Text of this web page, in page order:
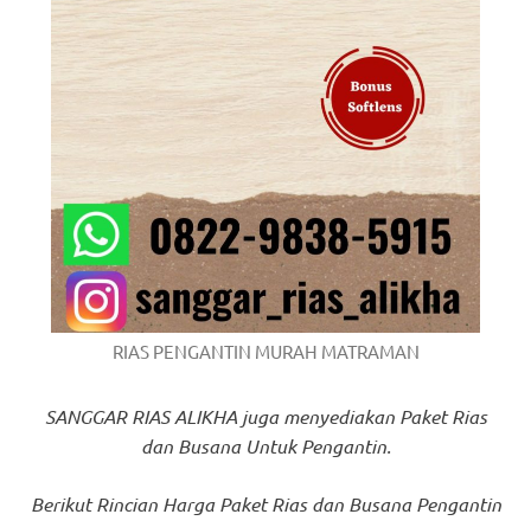
https://www.stockswatches.com
anchor
https://
check
this
link
right
https://www.domainwatches.com
RIAS PENGANTIN MURAH MATRAMAN
SANGGAR RIAS ALIKHA juga menyediakan Paket Rias
dan Busana Untuk Pengantin.
Berikut Rincian Harga Paket Rias dan Busana Pengantin